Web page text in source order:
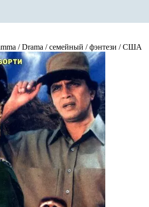
/ Drama / семейный / фэнтези / США